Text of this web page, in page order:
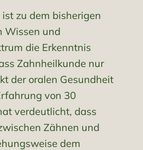
ist zu dem bisherigen
Wissen und
die Erkenntnis
Zahnheilkunde nur
der oralen Gesundheit
von 30
verdeutlicht, dass
Zähnen und
dem